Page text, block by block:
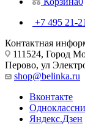
+7 495 21-
Контактная
111524, Город
Перово, ул
shop@belinka.ru
Вконтакте
Яндекс.Дзен